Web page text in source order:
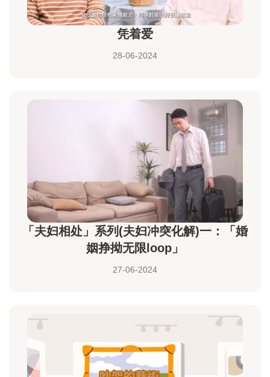
凭着爱
28-06-2024
「夫妇相处」系列(夫妇冲突化解)一：「婚
姻挣拗无限loop」
27-06-2024